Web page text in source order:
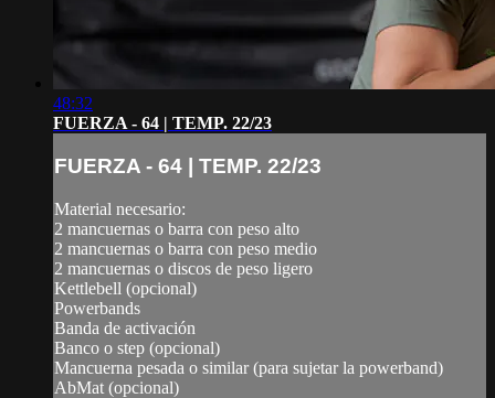
48:32
FUERZA - 64 | TEMP. 22/23
FUERZA - 64 | TEMP. 22/23
Material necesario:
2 mancuernas o barra con peso alto
2 mancuernas o barra con peso medio
2 mancuernas o discos de peso ligero
Kettlebell (opcional)
Powerbands
Banda de activación
Banco o step (opcional)
Mancuerna pesada o similar (para sujetar la powerband)
AbMat (opcional)